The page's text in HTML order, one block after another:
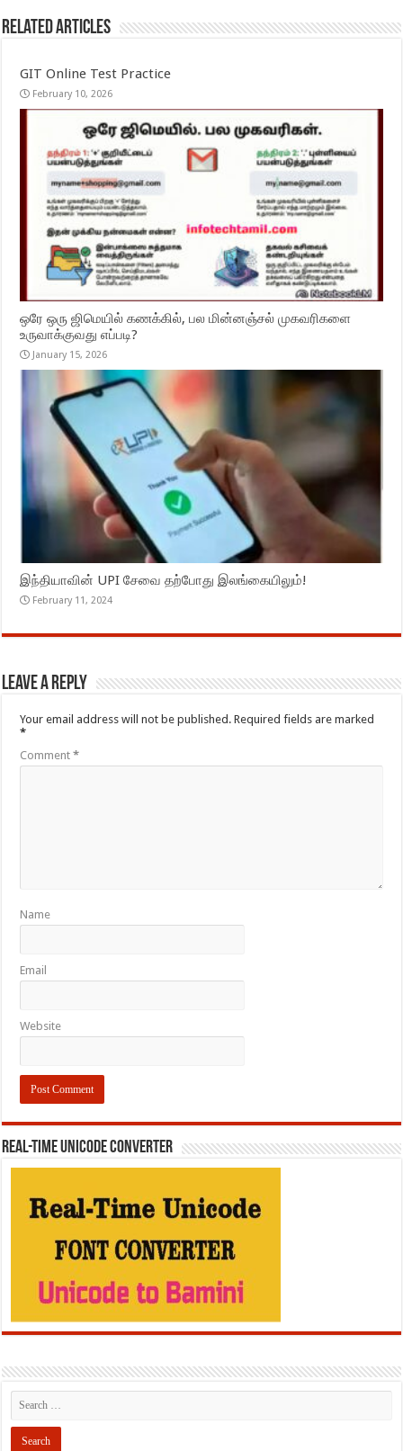
Related Articles
GIT Online Test Practice
February 10, 2026
ஒரே ஒரு ஜிமெயில் கணக்கில், பல மின்னஞ்சல் முகவரிகளை
உருவாக்குவது எப்படி?
January 15, 2026
இந்தியாவின் UPI சேவை தற்போது இலங்கையிலும்!
February 11, 2024
Leave a Reply
Your email address will not be published. Required fields are marked
*
Comment*
Name
Email
Website
REAL-TIME UNICODE CONVERTER